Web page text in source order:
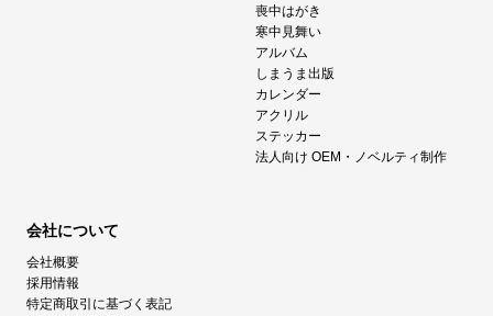
喪中はがき
寒中見舞い
アルバム
しまうま出版
カレンダー
アクリル
ステッカー
法人向け OEM・ノベルティ制作
会社について
会社概要
採用情報
特定商取引に基づく表記